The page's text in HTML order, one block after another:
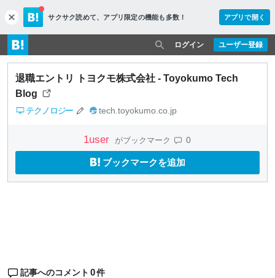
c
l
o
s
e
サクサク読めて、 アプリ限定の機能も多数！ アプリで開く
ユーザー登録
ログイン
退職エントリ トヨクモ株式会社 - Toyokumo Tech
Blog
テクノロジー tech.toyokumo.co.jp
1user がブックマーク 0
ブックマークを追加
記事へのコメント 0件